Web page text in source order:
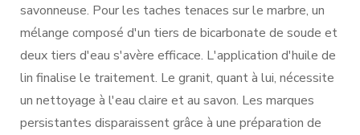
savonneuse. Pour les taches tenaces sur le marbre, un
mélange composé d'un tiers de bicarbonate de soude et
deux tiers d'eau s'avère efficace. L'application d'huile de
lin finalise le traitement. Le granit, quant à lui, nécessite
un nettoyage à l'eau claire et au savon. Les marques
persistantes disparaissent grâce à une préparation de